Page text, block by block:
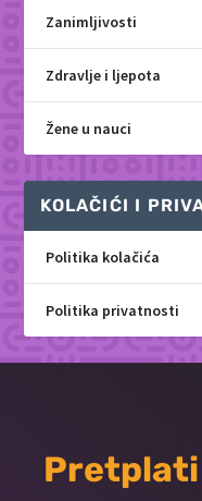
Zanimljivosti
Zdravlje i ljepota
Žene u nauci
KOLAČIĆI I
Politika kolačića
Politika privatnosti
Pretplati